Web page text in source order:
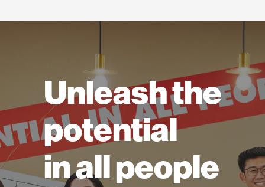
Unleash the
potential
in all people